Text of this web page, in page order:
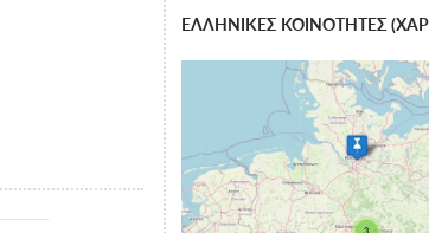
ΕΛΛΗΝΙΚΕΣ ΚΟΙΝΟΤΗΤΕΣ